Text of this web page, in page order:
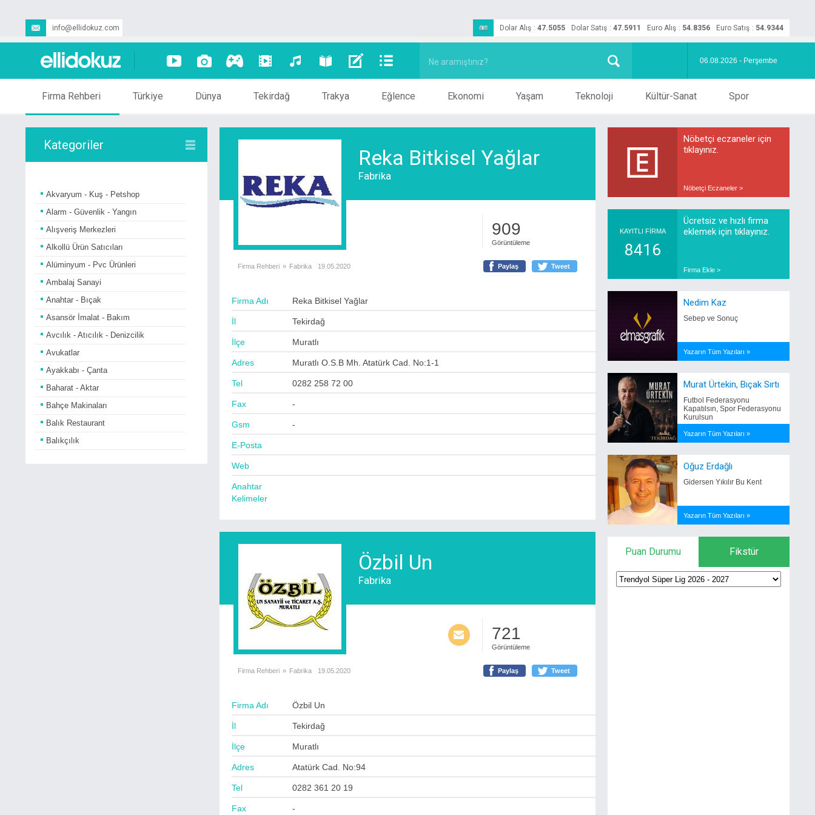
info@ellidokuz.com Dolar Alış : 47.5055 Dolar Satış : 47.5911 Euro Alış : 54.8356 Euro Satış : 54.9344
06.08.2026 - Perşembe
Firma Rehberi Türkiye Dünya Tekirdağ Trakya Eğlence Ekonomi Yaşam Teknoloji Kültür-Sanat Spor
Kategoriler
Akvaryum - Kuş - Petshop
Alarm - Güvenlik - Yangın
Alışveriş Merkezleri
Alkollü Ürün Satıcıları
Alüminyum - Pvc Ürünleri
Ambalaj Sanayi
Anahtar - Bıçak
Asansör İmalat - Bakım
Avcılık - Atıcılık - Denizcilik
Avukatlar
Ayakkabı - Çanta
Baharat - Aktar
Bahçe Makinaları
Balık Restaurant
Balıkçılık
Reka Bitkisel Yağlar
Fabrika
909
Görüntüleme
Firma Rehberi » Fabrika 19.05.2020 Paylaş Tweet
Firma Adı Reka Bitkisel Yağlar
İl Tekirdağ
İlçe Muratlı
Adres Muratlı O.S.B Mh. Atatürk Cad. No:1-1
Tel 0282 258 72 00
Fax -
Gsm -
E-Posta
Web
Anahtar
Kelimeler
Özbil Un
Fabrika
721
Görüntüleme
Firma Rehberi » Fabrika 19.05.2020 Paylaş Tweet
Firma Adı Özbil Un
İl Tekirdağ
İlçe Muratlı
Adres Atatürk Cad. No:94
Tel 0282 361 20 19
Fax -
Nöbetçi eczaneler için
tıklayınız.
Nöbetçi Eczaneler >
KAYITLI FİRMA
8416
Ücretsiz ve hızlı firma
eklemek için tıklayınız.
Firma Ekle >
Nedim Kaz
Sebep ve Sonuç
Yazarın Tüm Yazıları »
Murat Ürtekin, Bıçak Sırtı
Futbol Federasyonu
Kapatılsın, Spor Federasyonu
Kurulsun
Yazarın Tüm Yazıları »
Oğuz Erdağlı
Gidersen Yıkılır Bu Kent
Yazarın Tüm Yazıları »
Puan Durumu Fikstür